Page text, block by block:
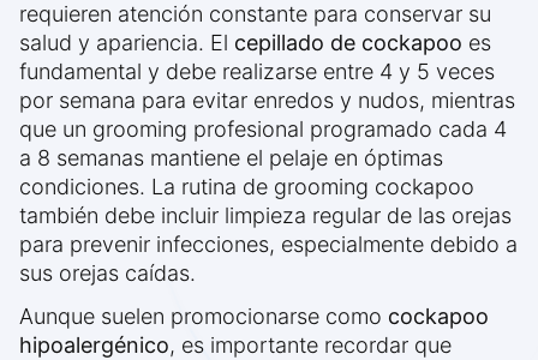
requieren atención constante para conservar su
salud y apariencia. El cepillado de cockapoo es
fundamental y debe realizarse entre 4 y 5 veces
por semana para evitar enredos y nudos, mientras
que un grooming profesional programado cada 4
a 8 semanas mantiene el pelaje en óptimas
condiciones. La rutina de grooming cockapoo
también debe incluir limpieza regular de las orejas
para prevenir infecciones, especialmente debido a
sus orejas caídas.
Aunque suelen promocionarse como cockapoo
hipoalergénico, es importante recordar que